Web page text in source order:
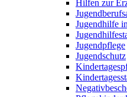
Hilfen zur
Jugendhilfe
Jugendpflege
Jugendschutz